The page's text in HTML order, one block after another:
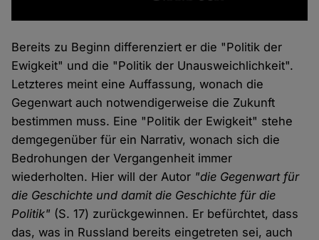
Bereits zu Beginn differenziert er die "Politik der
Ewigkeit" und die "Politik der Unausweichlichkeit".
Letzteres meint eine Auffassung, wonach die
Gegenwart auch notwendigerweise die Zukunft
bestimmen muss. Eine "Politik der Ewigkeit" stehe
demgegenüber für ein Narrativ, wonach sich die
Bedrohungen der Vergangenheit immer
wiederholten. Hier will der Autor "die Gegenwart für
die Geschichte und damit die Geschichte für die
Politik" (S. 17) zurückgewinnen. Er befürchtet, dass
das, was in Russland bereits eingetreten sei, auch